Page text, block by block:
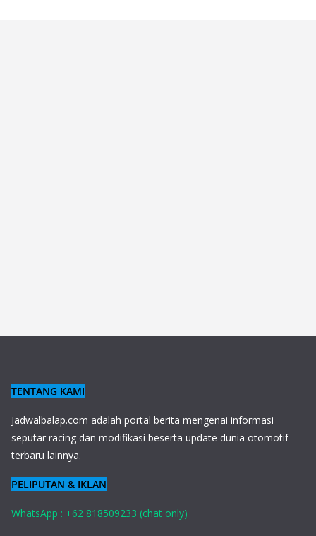
TENTANG KAMI
Jadwalbalap.com adalah portal berita mengenai informasi
seputar racing dan modifikasi beserta update dunia otomotif
terbaru lainnya.
PELIPUTAN & IKLAN
WhatsApp : +62 818509233 (chat only)